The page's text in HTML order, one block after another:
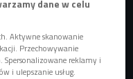
a przede
Giler opowiada o
dane w celu
Aktywne skanowanie
Przechowywanie
reklamy i
i ulepszanie usług.